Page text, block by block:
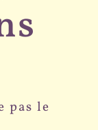
pas le